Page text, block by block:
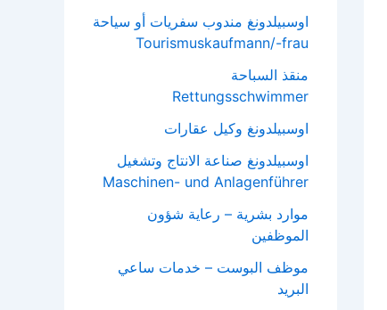
اوسبيلدونغ مندوب سفريات أو سياحة
Tourismuskaufmann/-frau
منقذ السباحة
Rettungsschwimmer
اوسبيلدونغ وكيل عقارات
اوسبيلدونغ صناعة الانتاج وتشغيل
Maschinen- und Anlagenführer
موارد بشرية – رعاية شؤون
الموظفين
موظف البوست – خدمات ساعي
البريد